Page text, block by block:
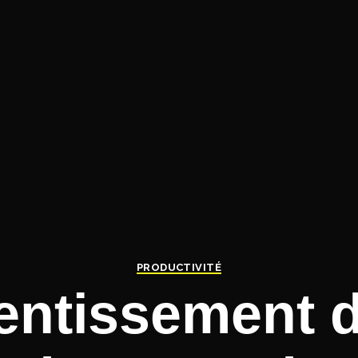
PRODUCTIVITÉ